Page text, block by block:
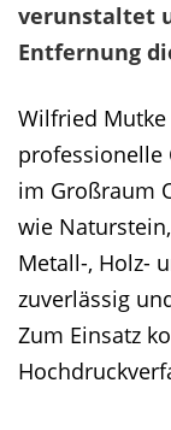
verunstaltet
Entfernung
Wilfried
professionelle
im Großraum
wie
Metall-, Holz-
zuverlässig
Zum Einsatz